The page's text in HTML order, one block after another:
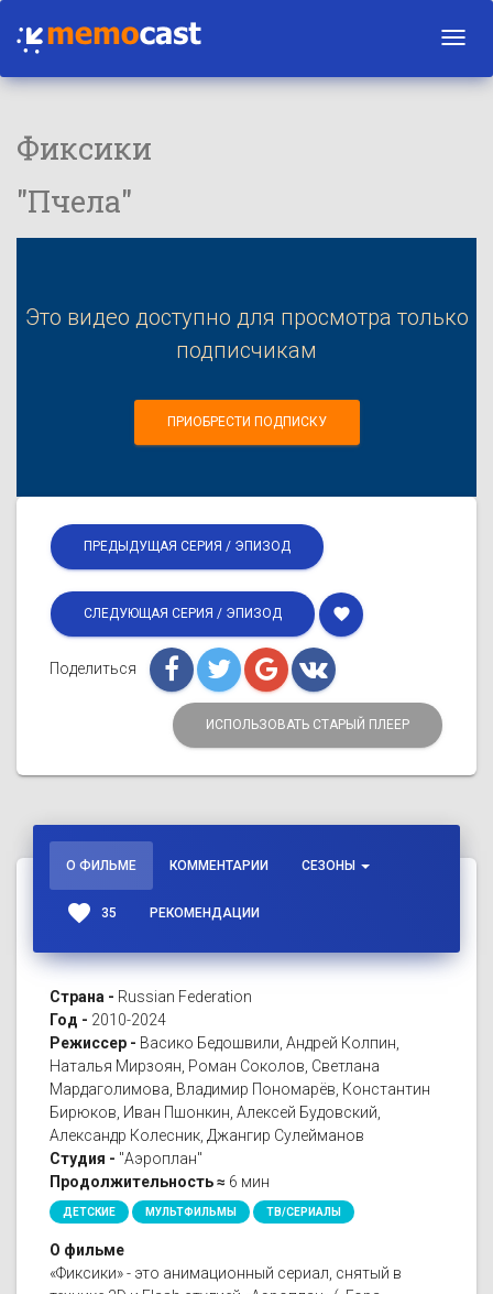
Фиксики
"Пчела"
Это видео доступно для просмотра только
подписчикам
ПРИОБРЕСТИ ПОДПИСКУ
ПРЕДЫДУЩАЯ СЕРИЯ / ЭПИЗОД
СЛЕДУЮЩАЯ СЕРИЯ / ЭПИЗОД favorite
Поделиться
ИСПОЛЬЗОВАТЬ СТАРЫЙ ПЛЕЕР
О ФИЛЬМЕ КОММЕНТАРИИ СЕЗОНЫ
favorite 35 РЕКОМЕНДАЦИИ
Страна - Russian Federation
Год - 2010-2024
Режиссер - Васико Бедошвили, Андрей Колпин,
Наталья Мирзоян, Роман Соколов, Светлана
Мардаголимова, Владимир Пономарёв, Константин
Бирюков, Иван Пшонкин, Алексей Будовский,
Александр Колесник, Джангир Сулейманов
Студия - "Аэроплан"
Продолжительность ≈ 6 мин
ДЕТСКИЕ МУЛЬТФИЛЬМЫ ТВ/СЕРИАЛЫ
О фильме
«Фиксики» - это анимационный сериал, снятый в